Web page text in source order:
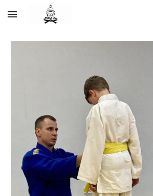
Skip to main content